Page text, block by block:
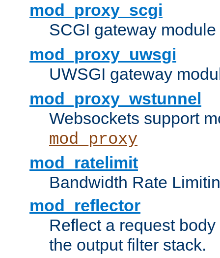
mod_proxy_scgi
SCGI gateway
mod_proxy_uwsgi
UWSGI gateway
mod_proxy_wstunnel
Websockets support
mod_proxy
mod_ratelimit
Bandwidth Rate
mod_reflector
Reflect a request
the output filter stack.